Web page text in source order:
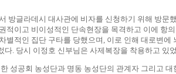
방글라데시 대사관에 비자를 신청하기 위해 방문
적이고 비이성적인 단속현장을 목격하고 이에 항
별적인 집단 구타를 당했으며, 이로 인해 대로변에
다. 당시 이정호 신부님은 사제복장을 착용하고 있
성공회 농성단과 명동 농성단의 관계자 그리고